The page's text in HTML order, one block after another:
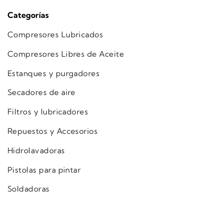
Categorías
Compresores Lubricados
Compresores Libres de Aceite
Estanques y purgadores
Secadores de aire
Filtros y lubricadores
Repuestos y Accesorios
Hidrolavadoras
Pistolas para pintar
Soldadoras